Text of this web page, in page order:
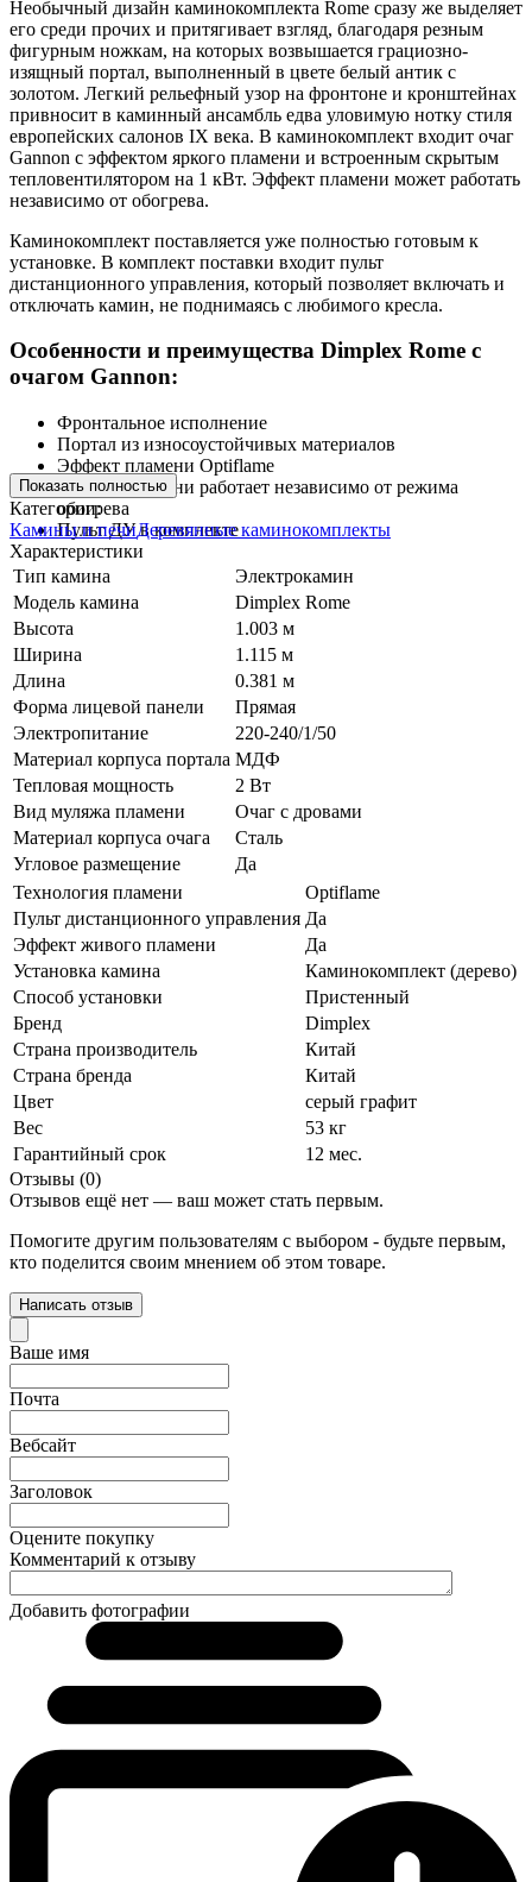
Необычный дизайн каминокомплекта Rome сразу же выделяет
его среди прочих и притягивает взгляд, благодаря резным
фигурным ножкам, на которых возвышается грациозно-
изящный портал, выполненный в цвете белый антик с
золотом. Легкий рельефный узор на фронтоне и кронштейнах
привносит в каминный ансамбль едва уловимую нотку стиля
европейских салонов IX века. В каминокомплект входит очаг
Gannon с эффектом яркого пламени и встроенным скрытым
тепловентилятором на 1 кВт. Эффект пламени может работать
независимо от обогрева.
Каминокомплект поставляется уже полностью готовым к
установке. В комплект поставки входит пульт
дистанционного управления, который позволяет включать и
отключать камин, не поднимаясь с любимого кресла.
Особенности и преимущества Dimplex Rome с
очагом Gannon:
Фронтальное исполнение
Портал из износоустойчивых материалов
Эффект пламени Optiflame
Эффект пламени работает независимо от режима
обогрева
Пульт ДУ в комплекте
Показать полностью
Категории:
Камины и печиДеревянные каминокомплекты
Характеристики
Тип камина
Электрокамин
Модель камина
Dimplex Rome
Высота
1.003 м
Ширина
1.115 м
Длина
0.381 м
Форма лицевой панели
Прямая
Электропитание
220-240/1/50
Материал корпуса портала МДФ
Тепловая мощность
2 Вт
Вид муляжа пламени
Очаг с дровами
Материал корпуса очага
Сталь
Угловое размещение
Да
Технология пламени
Optiflame
Пульт дистанционного управления Да
Эффект живого пламени
Да
Установка камина
Каминокомплект (дерево)
Способ установки
Пристенный
Бренд
Dimplex
Страна производитель
Китай
Страна бренда
Китай
Цвет
серый графит
Вес
53 кг
Гарантийный срок
12 мес.
Отзывы (0)
Отзывов ещё нет — ваш может стать первым.
Помогите другим пользователям с выбором - будьте первым,
кто поделится своим мнением об этом товаре.
Написать отзыв
Ваше имя
Почта
Вебсайт
Заголовок
Оцените покупку
Комментарий к отзыву
Добавить фотографии